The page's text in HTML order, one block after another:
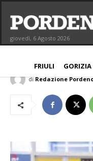
giovedì, 6 Agosto 2026
FRIULI GORIZIA
Effepi Fvg
pordenonesi
EFFEPI PORDENONE
di Redazione